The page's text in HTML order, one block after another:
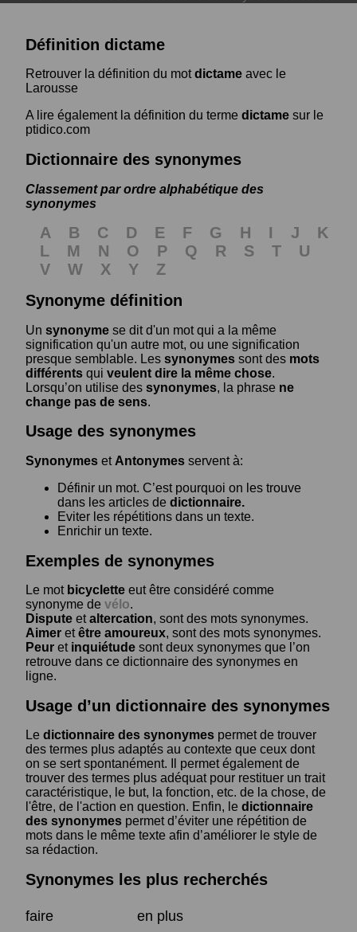
Définition dictame
Retrouver la définition du motdictame avec le
Larousse
A lire également la définition du terme dictame sur le
ptidico.com
Dictionnaire des synonymes
Classement par ordre alphabétique des
synonymes
A B C D E F G H I J
K
L
M N O P Q R S T
U
V
W X Y
Z
Synonyme définition
Un synonyme se dit d'un mot qui a la même
signification qu'un autre mot, ou une signification
presque semblable. Les synonymes sont des mots
différents qui veulent dire la même chose.
Lorsqu’on utilise des synonymes, la phrase ne
change pas de sens.
Usage des synonymes
Synonymes et Antonymes servent à:
Définir un mot. C’est pourquoi on les trouve
dans les articles de dictionnaire.
Eviter les répétitions dans un texte.
Enrichir un texte.
Exemples de synonymes
Le mot bicyclette eut être considéré comme
synonyme de vélo.
Dispute etaltercation, sont des mots synonymes.
Aimer etêtre amoureux, sont des mots synonymes.
Peur et inquiétude sont deux synonymes que l’on
retrouve dans ce dictionnaire des synonymes en
ligne.
Usage d’un dictionnaire des synonymes
Le dictionnaire des synonymes permet de trouver
des termes plus adaptés au contexte que ceux dont
on se sert spontanément. Il permet également de
trouver des termes plus adéquat pour restituer un trait
caractéristique, le but, la fonction, etc. de la chose, de
l'être, de l'action en question. Enfin, le dictionnaire
des synonymes permet d’éviter une répétition de
mots dans le même texte afin d’améliorer le style de
sa rédaction.
Synonymes les plus recherchés
faire
en plus